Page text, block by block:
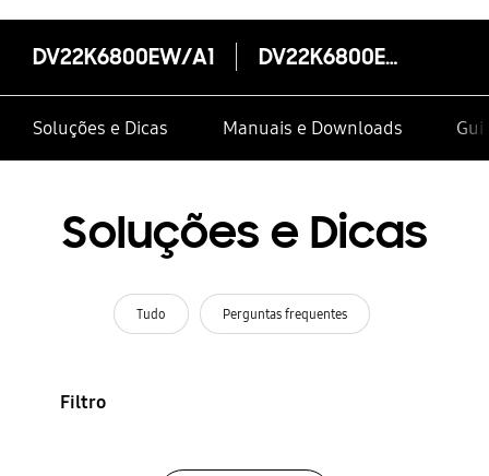
DV22K6800EW/A1 DV22K6800EW/A1
Soluções e Dicas Manuais e Downloads
Soluções e Dicas
Tudo Perguntas frequentes
Filtro